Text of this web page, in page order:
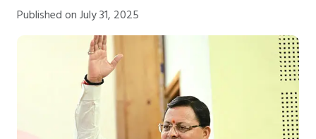
Published on July 31, 2025